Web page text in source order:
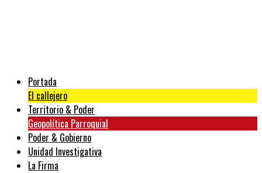
Portada
El callejero
Territorio & Poder
Geopolítica Parroquial
Poder & Gobierno
Unidad Investigativa
La Firma